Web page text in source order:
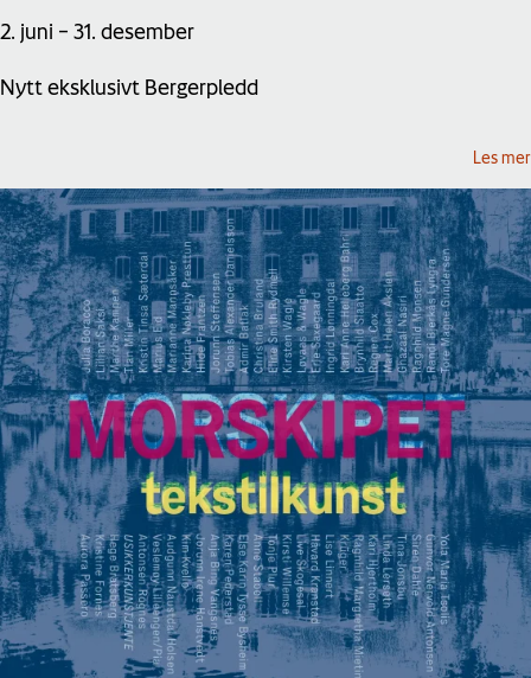
2. juni – 31. desember
Nytt eksklusivt Bergerpledd
Les mer